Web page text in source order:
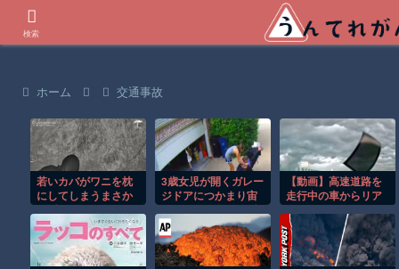
ホーム 交通事故
若いカバがワニを枕
にしてしまうまさか
3歳女児が開くガレー
ジドアにつかまり宙
間！！
【動画】高速道路を
走行中の車からリア
事故(ﾟoﾟ)
検索